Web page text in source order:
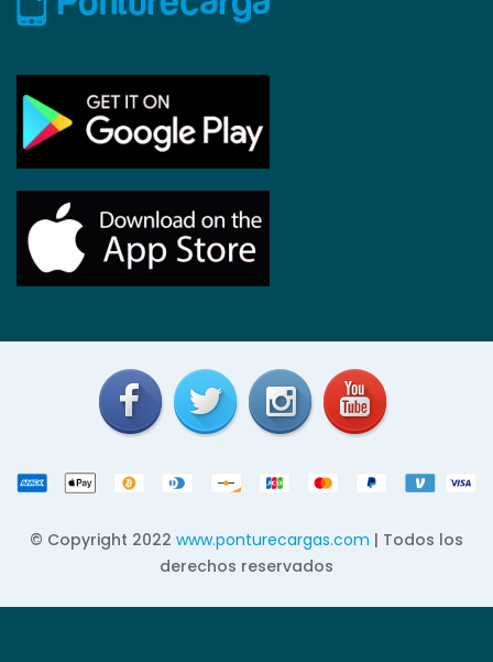
© Copyright 2022 www.ponturecargas.com | Todos los
derechos reservados